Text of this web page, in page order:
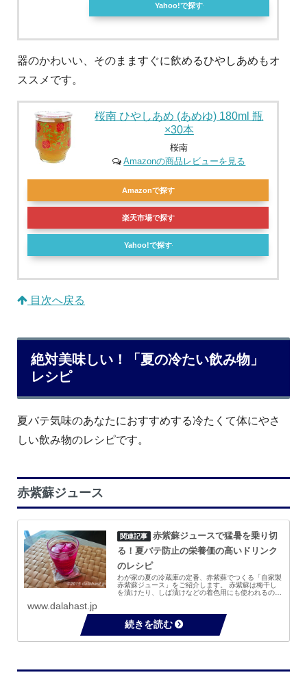
Yahoo!で探す
器のかわいい、そのまますぐに飲めるひやしあめもオ
ススメです。
桜南 ひやしあめ (あめゆ) 180ml 瓶
×30本
桜南
Amazonの商品レビューを見る
Amazonで探す
楽天市場で探す
Yahoo!で探す
目次へ戻る
絶対美味しい！「夏の冷たい飲み物」
レシピ
夏バテ気味のあなたにおすすめする冷たくて体にやさ
しい飲み物のレシピです。
赤紫蘇ジュース
赤紫蘇ジュースで猛暑を乗り切
る！夏バテ防止の栄養価の高いドリンク
のレシピ
わが家の夏の冷蔵庫の定番、赤紫蘇でつくる「自家製
赤紫蘇ジュース」をご紹介します。 赤紫蘇は梅干し
を漬けたり、しば漬けなどの着色用にも使われるので
る...
www.dalahast.jp